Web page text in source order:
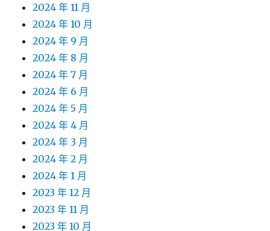
2024 年 11 月
2024 年 10 月
2024 年 9 月
2024 年 8 月
2024 年 7 月
2024 年 6 月
2024 年 5 月
2024 年 4 月
2024 年 3 月
2024 年 2 月
2024 年 1 月
2023 年 12 月
2023 年 11 月
2023 年 10 月